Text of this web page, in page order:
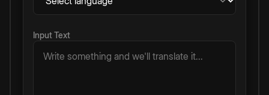
Input Text